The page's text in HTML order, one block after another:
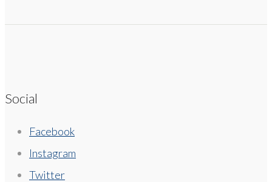
Social
Facebook
Instagram
Twitter